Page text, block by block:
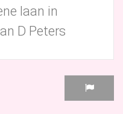
laan in
D Peters